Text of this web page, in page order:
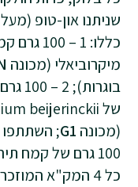
כללו: 1
מיקרוביאלי (מכונה
(מכונה G1
כל 4 המק"א המוזכרים לעיל, יחדיו; (מכונה